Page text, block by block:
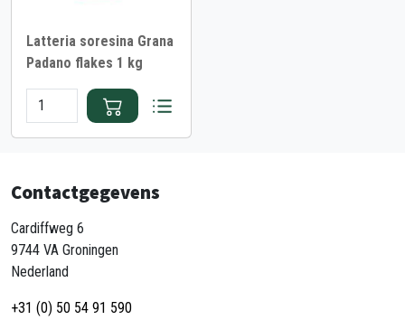
Latteria soresina Grana
Padano flakes 1 kg
Contactgegevens
Cardiffweg 6
9744 VA Groningen
Nederland
+31 (0) 50 54 91 590